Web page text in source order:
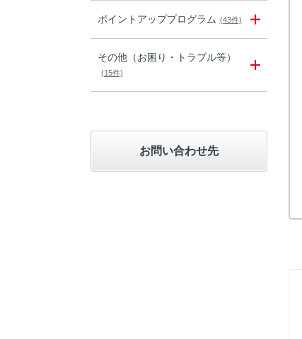
ポイントアッププログラム (43件)
その他（お困り・トラブル等）
(15件)
お問い合わせ先